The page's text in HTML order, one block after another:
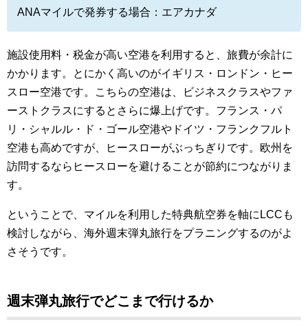
ANAマイルで発券する場合：エアカナダ
施設使用料・税金が高い空港を利用すると、旅費が余計に
かかります。とにかく高いのがイギリス・ロンドン・ヒー
スロー空港です。こちらの空港は、ビジネスクラスやファ
ーストクラスにするとさらに爆上げです。フランス・パ
リ・シャルル・ド・ゴール空港やドイツ・フランクフルト
空港も高めですが、ヒースローがぶっちぎりです。欧州を
訪問するならヒースローを避けることが節約につながりま
す。
ということで、マイルを利用した特典航空券を軸にLCCも
検討しながら、海外週末弾丸旅行をプラニングするのがよ
さそうです。
週末弾丸旅行でどこまで行けるか